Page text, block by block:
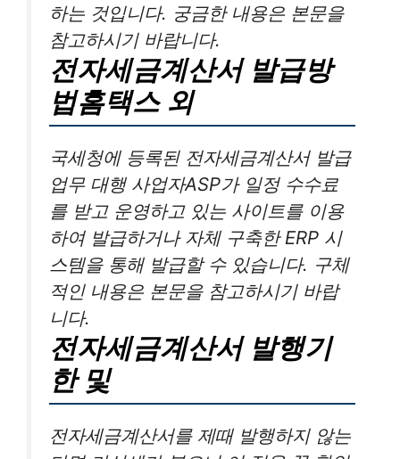
하는 것입니다. 궁금한 내용은 본문을
참고하시기 바랍니다.
전자세금계산서 발급방
법홈택스 외
국세청에 등록된 전자세금계산서 발급
업무 대행 사업자ASP가 일정 수수료
를 받고 운영하고 있는 사이트를 이용
하여 발급하거나 자체 구축한 ERP 시
스템을 통해 발급할 수 있습니다. 구체
적인 내용은 본문을 참고하시기 바랍
니다.
전자세금계산서 발행기
한 및
전자세금계산서를 제때 발행하지 않는